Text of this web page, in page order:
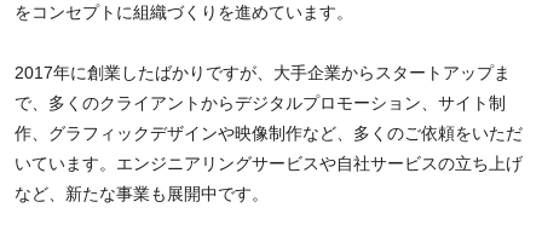
をコンセプトに組織づくりを進めています。
2017年に創業したばかりですが、大手企業からスタートアップま
で、多くのクライアントからデジタルプロモーション、サイト制
作、グラフィックデザインや映像制作など、多くのご依頼をいただ
いています。エンジニアリングサービスや自社サービスの立ち上げ
など、新たな事業も展開中です。